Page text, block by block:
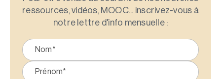
ressources, vidéos, MOOC... inscrivez-vous à
notre lettre d'info mensuelle :